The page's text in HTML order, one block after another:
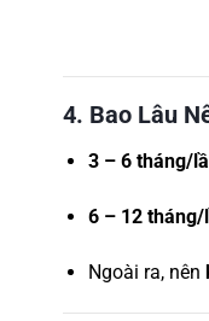
4. Bao Lâu
3 – 6 tháng/
6 – 12 tháng/
Ngoài ra, nên